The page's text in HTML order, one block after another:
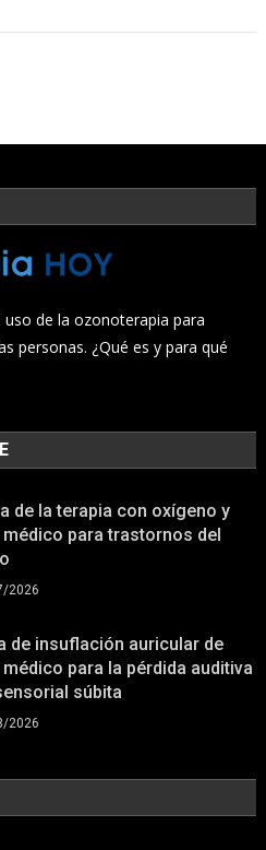
de la ozonoterapia para
personas. ¿Qué es y para qué
de la terapia con oxígeno y
para trastornos del
2026
de insuflación auricular de
para la pérdida auditiva
súbita
2026